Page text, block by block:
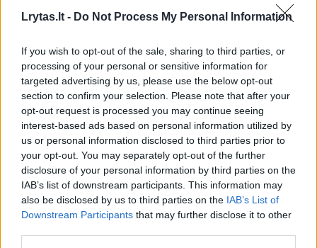
Lrytas.lt - Do Not Process My Personal Information
If you wish to opt-out of the sale, sharing to third parties, or
processing of your personal or sensitive information for
targeted advertising by us, please use the below opt-out
section to confirm your selection. Please note that after your
opt-out request is processed you may continue seeing
interest-based ads based on personal information utilized by
us or personal information disclosed to third parties prior to
your opt-out. You may separately opt-out of the further
disclosure of your personal information by third parties on the
IAB’s list of downstream participants. This information may
also be disclosed by us to third parties on the IAB’s List of
Downstream Participants that may further disclose it to other
lieknėjimo specialistu!
Tekstas parengtas bendradarbiaujant su reklamos užsakovais. Redakcijos
nuomonė nebūtinai sutampa su publikacijos teiginiais.
Mityba
Komentuoti po šiuo straipsniu
Komentuoti gali tik Lrytas registruoti vartotojai.